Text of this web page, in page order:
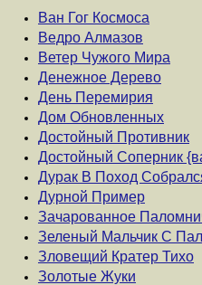
Ван Гог Космоса
Ведро Алмазов
Ветер Чужого Мира
Денежное Дерево
День Перемирия
Дом Обновленных
Достойный Противник
Достойный Соперник
Дурак В Поход
Дурной Пример
Зачарованное
Зеленый Мальчик С
Зловещий Кратер Тихо
Золотые Жуки